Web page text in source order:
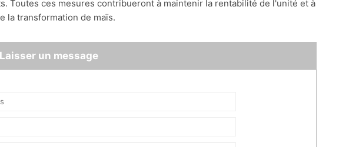
Toutes ces mesures contribueront à maintenir la rentabilité de l'unité et à
la transformation de maïs.
Laisser un message